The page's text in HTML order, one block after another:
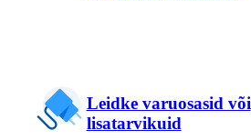
Leidke varuosasid või
lisatarvikuid